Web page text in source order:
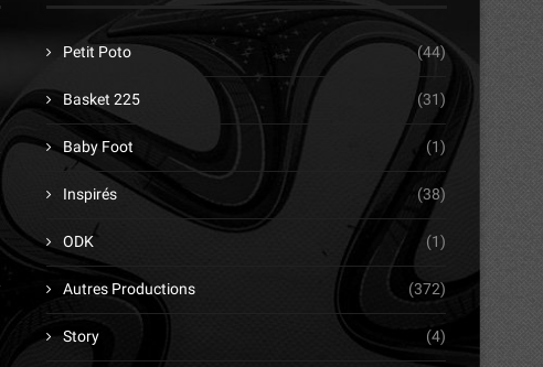
Petit Poto (44)
Basket 225 (31)
Baby Foot (1)
Inspirés (38)
ODK (1)
Autres Productions (372)
Story (4)